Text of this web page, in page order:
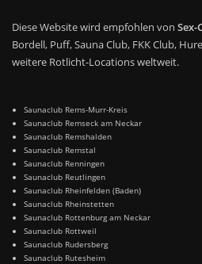
Diese Website wird empfohlen von Sex-
Bordell, Puff, Sauna Club, FKK Club,
weitere Rotlicht-Locations weltweit.
Saunaclub Rems-Murr-Kreis
Saunaclub Remseck am Neckar
Saunaclub Remshalden
Saunaclub Remstal
Saunaclub Renningen
Saunaclub Reutlingen
Saunaclub Rheinfelden (Baden)
Saunaclub Rheinstetten
Saunaclub Rottenburg am Neckar
Saunaclub Rottweil
Saunaclub Rudersberg
Saunaclub Rutesheim